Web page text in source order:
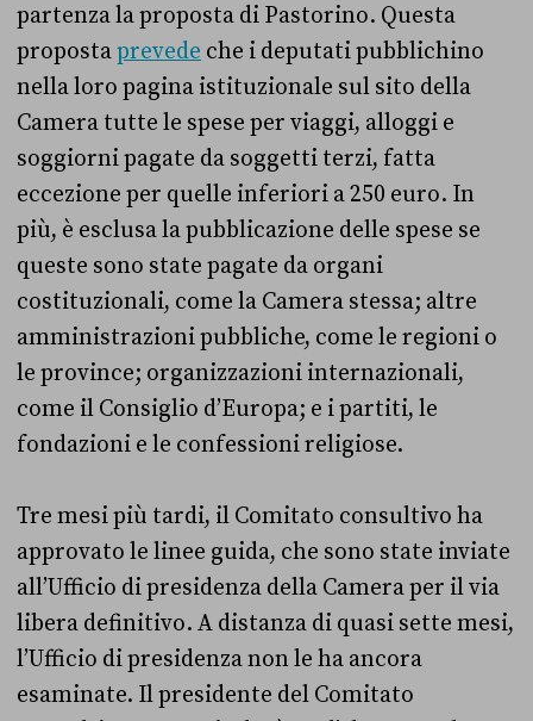
partenza la proposta di Pastorino. Questa
propostaprevede che i deputati pubblichino
nella loro pagina istituzionale sul sito della
Camera tutte le spese per viaggi, alloggi e
soggiorni pagate da soggetti terzi, fatta
eccezione per quelle inferiori a 250 euro. In
più, è esclusa la pubblicazione delle spese se
queste sono state pagate da organi
costituzionali, come la Camera stessa; altre
amministrazioni pubbliche, come le regioni o
le province; organizzazioni internazionali,
come il Consiglio d’Europa; e i partiti, le
fondazioni e le confessioni religiose.
Tre mesi più tardi, il Comitato consultivo ha
approvato le linee guida, che sono state inviate
all’Ufficio di presidenza della Camera per il via
libera definitivo. A distanza di quasi sette mesi,
l’Ufficio di presidenza non le ha ancora
esaminate. Il presidente del Comitato